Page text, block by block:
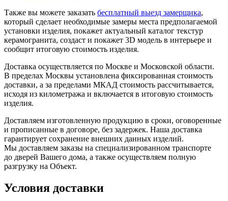
Также вы можете заказать бесплатный выезд замерщика,
который сделает необходимые замеры места предполагаемой
установки изделия, покажет актуальный каталог текстур
керамогранита, создаст и покажет 3D модель в интерьере и
сообщит итоговую стоимость изделия.
Доставка осуществляется по Москве и Московской области.
В пределах Москвы установлена фиксированная стоимость
доставки, а за пределами МКАД стоимость рассчитывается,
исходя из километража и включается в итоговую стоимость
изделия.
Доставляем изготовленную продукцию в сроки, оговоренные
и прописанные в договоре, без задержек. Наша доставка
гарантирует сохранение внешних данных изделий.
Мы доставляем заказы на специализированном транспорте
до дверей Вашего дома, а также осуществляем полную
разгрузку на Объект.
Условия доставки